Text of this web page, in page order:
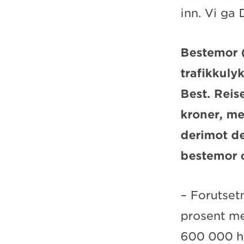
inn. Vi ga
Bestemor
Best.
kroner,
derimot
bestemor
–
prosent
600 000